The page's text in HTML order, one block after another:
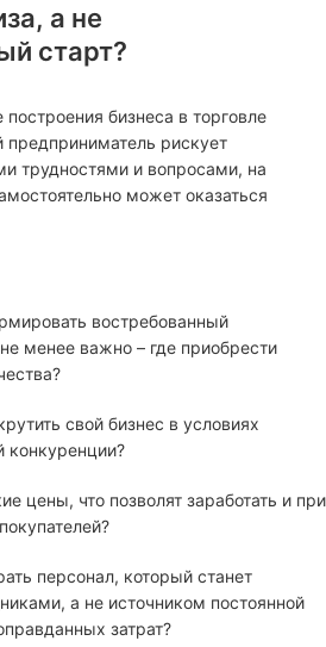
а не
старт?
бизнеса в торговле
рискует
трудностями и вопросами, на
может оказаться
востребованный
менее важно – где приобрести
свой бизнес в условиях
конкуренции?
цены, что позволят заработать и при
персонал, который станет
а не источником постоянной
затрат?